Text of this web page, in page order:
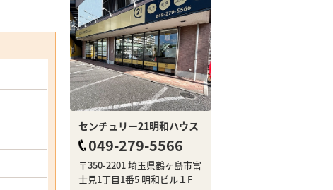
センチュリー21明和ハウス
049-279-5566
〒350-2201 埼玉県鶴ヶ島市富
士見1丁目1番5 明和ビル１F